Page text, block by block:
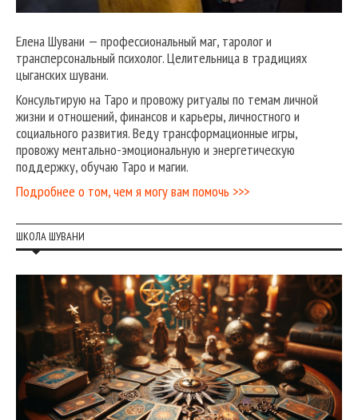
Елена Шувани — профессиональный маг, таролог и
трансперсональный психолог. Целительница в традициях
цыганских шувани.
Консультирую на Таро и провожу ритуалы по темам личной
жизни и отношений, финансов и карьеры, личностного и
социального развития. Веду трансформационные игры,
провожу ментально-эмоциональную и энергетическую
поддержку, обучаю Таро и магии.
Подробнее о том, чем я могу вам помочь >>>
ШКОЛА ШУВАНИ